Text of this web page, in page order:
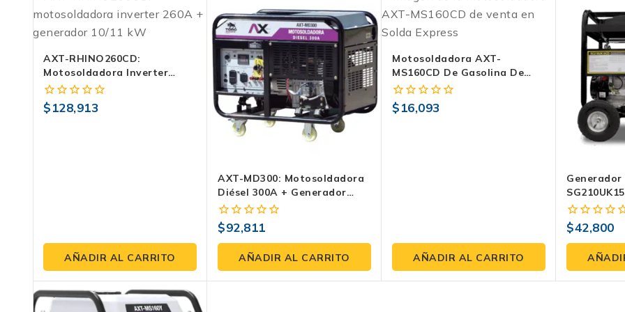
AXT-RHINO260CD:
Motosoldadora Inverter
260A + Generador 10/11 KW,
120/240 V, TIG Lift Y
Spoolgun
0
$128,913
AÑADIR AL CARRITO
AXT-MD300: Motosoldadora
Diésel 300A + Generador
10/11 KW
0
fuera
5
$92,811
AÑADIR AL CARRITO
Motosoldadora AXT-
MS160CD De Gasolina De
Corriente Directa | 1000W
130 Amp
0
$16,093
AÑADIR AL CARRITO
Potencia Y
0
fuera
5
$42,800